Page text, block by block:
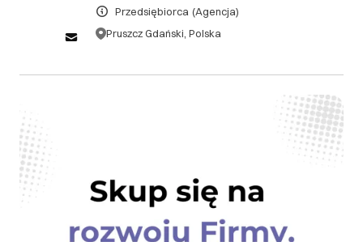
Przedsiębiorca (Agencja)
Pruszcz Gdański, Polska
formy pisemnej (może być wysłana e-mailem) i
akceptacji Agencji. W przypadku anulowania
świadczenia Usług przez Agencję, Klient jest
zobowiązany do pokrycia kosztów proporcjonalnych
do wykonanych prac zgodnie z harmonogramem lub
III. Gwarancja oraz reklamacje
Agencja zobowiązuje się do świadczenia Usług na
rzecz Klienta z należytą starannością, zgodnie z
zasadami wynikającymi z umowy oraz